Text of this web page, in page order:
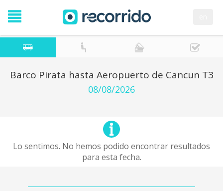
Barco Pirata hasta Aeropuerto de Cancun T3
08/08/2026
Lo sentimos. No hemos podido encontrar resultados
para esta fecha.